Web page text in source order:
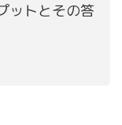
ットとその答